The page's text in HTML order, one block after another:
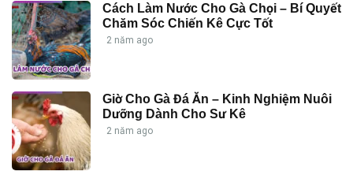
Cách Làm Nước Cho Gà Chọi – Bí Quyết
Chăm Sóc Chiến Kê Cực Tốt
2 năm ago
Giờ Cho Gà Đá Ăn – Kinh Nghiệm Nuôi
Dưỡng Dành Cho Sư Kê
2 năm ago